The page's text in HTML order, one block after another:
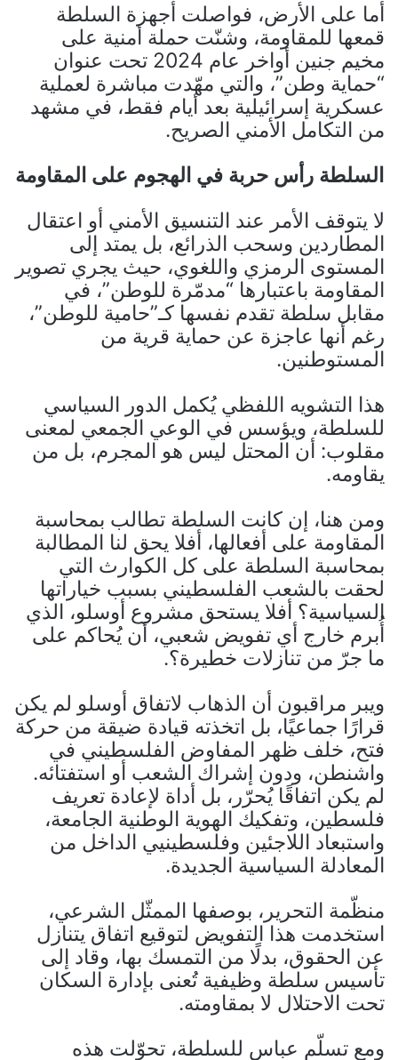
أما على الأرض، فواصلت أجهزة السلطة
قمعها للمقاومة، وشنّت حملة أمنية على
مخيم جنين أواخر عام 2024 تحت عنوان
“حماية وطن”، والتي مهّدت مباشرة لعملية
عسكرية إسرائيلية بعد أيام فقط، في مشهد
من التكامل الأمني الصريح.
السلطة رأس حربة في الهجوم على المقاومة
لا يتوقف الأمر عند التنسيق الأمني أو اعتقال
المطاردين وسحب الذرائع، بل يمتد إلى
المستوى الرمزي واللغوي، حيث يجري تصوير
المقاومة باعتبارها “مدمّرة للوطن”، في
مقابل سلطة تقدم نفسها كـ”حامية للوطن”،
رغم أنها عاجزة عن حماية قرية من
المستوطنين.
هذا التشويه اللفظي يُكمل الدور السياسي
للسلطة، ويؤسس في الوعي الجمعي لمعنى
مقلوب: أن المحتل ليس هو المجرم، بل من
يقاومه.
ومن هنا، إن كانت السلطة تطالب بمحاسبة
المقاومة على أفعالها، أفلا يحق لنا المطالبة
بمحاسبة السلطة على كل الكوارث التي
لحقت بالشعب الفلسطيني بسبب خياراتها
السياسية؟ أفلا يستحق مشروع أوسلو، الذي
أُبرم خارج أي تفويض شعبي، أن يُحاكم على
ما جرّ من تنازلات خطيرة؟.
ويبر مراقبون أن الذهاب لاتفاق أوسلو لم يكن
قرارًا جماعيًا، بل اتخذته قيادة ضيقة من حركة
فتح، خلف ظهر المفاوض الفلسطيني في
واشنطن، ودون إشراك الشعب أو استفتائه.
لم يكن اتفاقًا يُحرّر، بل أداة لإعادة تعريف
فلسطين، وتفكيك الهوية الوطنية الجامعة،
واستبعاد اللاجئين وفلسطينيي الداخل من
المعادلة السياسية الجديدة.
منظّمة التحرير، بوصفها الممثّل الشرعي،
استخدمت هذا التفويض لتوقيع اتفاق يتنازل
عن الحقوق، بدلًا من التمسك بها، وقاد إلى
تأسيس سلطة وظيفية تُعنى بإدارة السكان
تحت الاحتلال لا بمقاومته.
ومع تسلّم عباس للسلطة، تحوّلت هذه